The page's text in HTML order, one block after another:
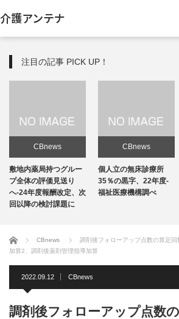
介護アンテナ
注目の記事 PICK UP！
CBnews
敷地内薬局持つグルー
プ全体の評価見送り
へ-24年度報酬改定、次
回以降の検討課題に
CBnews
個人立の無床診療所
35％の黒字、22年度-
福祉医療機構調べ
ホーム CBnews
調剤後フォローアップ点数の算定
加算2、調剤後薬剤管理指導加算
2022.09.12 CBnews
調剤後フォローアップ点数